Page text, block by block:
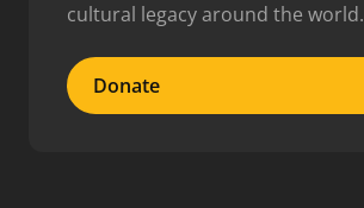
cultural legacy around the world.
Donate